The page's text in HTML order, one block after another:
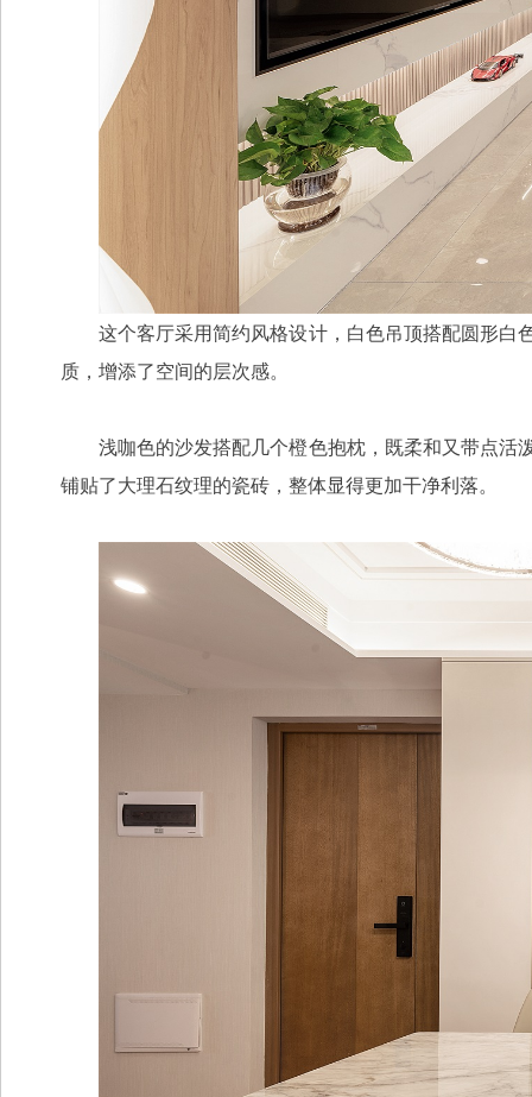
这个客厅采用简约风格设计，白色吊顶搭配圆形白
质，增添了空间的层次感。
浅咖色的沙发搭配几个橙色抱枕， 既柔和又带点活
铺贴了大理石纹理的瓷砖，整体显得更加干净利落。